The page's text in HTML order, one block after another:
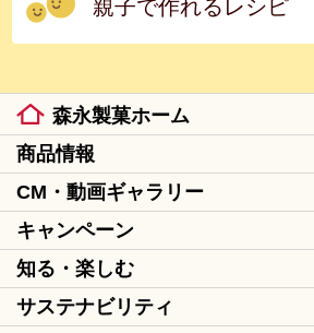
親子で作れるレシピ
森永製菓ホーム
商品情報
CM・動画ギャラリー
キャンペーン
知る・楽しむ
サステナビリティ